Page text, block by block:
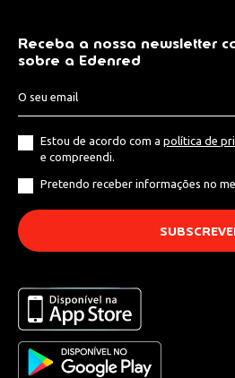
Receba a nossa newsletter
sobre a Edenred
Estou de acordo com a política de
e compreendi.
Pretendo receber informações no